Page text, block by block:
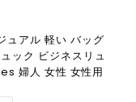
ュアル 軽い バッグ
ック ビジネスリュ
婦人 女性 女性用